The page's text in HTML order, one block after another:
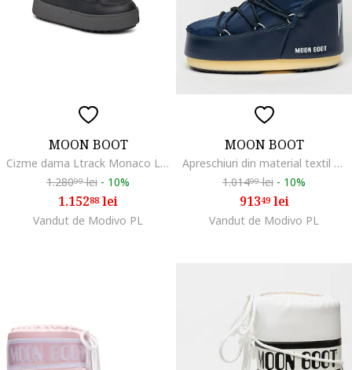
MOON BOOT
Cizme dama Ltrack Monaco Low Wp, sintetic, negru
1.28099lei - 10%
1.15288 lei
Vandut de Modivo PL
MOON BOOT
Apreschiuri din material textil MB Icon, Gri/Bleumarin
1.01499lei - 10%
91349lei
Vandut de Modivo PL